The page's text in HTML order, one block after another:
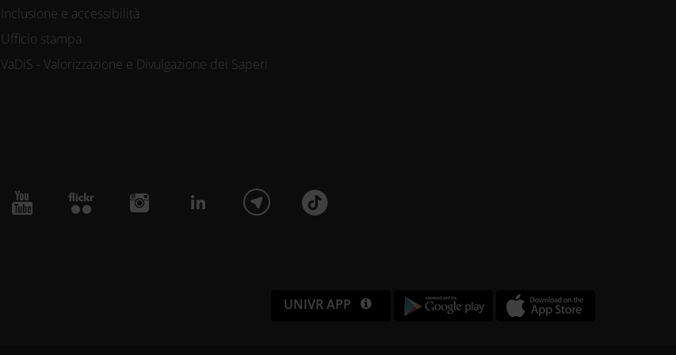
Inclusione e accessibilità
Ufficio stampa
VaDiS - Valorizzazione e Divulgazione dei Saperi
UNIVR APP